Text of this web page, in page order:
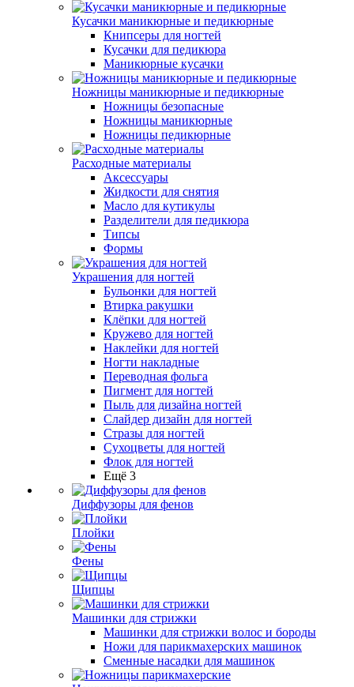
Кусачки маникюрные и педикюрные
Книпсеры для ногтей
Кусачки для педикюра
Маникюрные кусачки
Ножницы маникюрные и педикюрные
Ножницы безопасные
Ножницы маникюрные
Ножницы педикюрные
Расходные материалы
Аксессуары
Жидкости для снятия
Масло для кутикулы
Разделители для педикюра
Типсы
Формы
Украшения для ногтей
Бульонки для ногтей
Втирка ракушки
Клёпки для ногтей
Кружево для ногтей
Наклейки для ногтей
Ногти накладные
Переводная фольга
Пигмент для ногтей
Пыль для дизайна ногтей
Слайдер дизайн для ногтей
Стразы для ногтей
Сухоцветы для ногтей
Флок для ногтей
Ещё 3
Диффузоры для фенов
Плойки
Фены
Щипцы
Машинки для стрижки
Машинки для стрижки волос и бороды
Ножи для парикмахерских машинок
Сменные насадки для машинок